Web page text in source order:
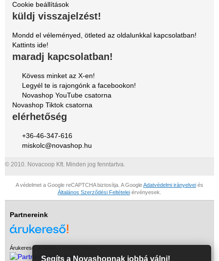
Cookie beállítások
küldj visszajelzést!
Mondd el véleményed, ötleted az oldalunkkal kapcsolatban!
Kattints ide!
maradj kapcsolatban!
Kövess minket az X-en!
Legyél te is rajongónk a facebookon!
Novashop YouTube csatorna
Novashop Tiktok csatorna
elérhetőség
+36-46-347-616
miskolc@novashop.hu
© 2010. Novacoop Kft. Minden jog fenntartva.
A védelmet a Google reCAPTCHA biztosítja. A GoogleAdatvédelmi irányelvei és
Általános Szerződési Feltételei érvényesek.
Partnereink
Árukereső, a hiteles vásárlási kalauz
Segíts a Novashopnak jobbá válni!